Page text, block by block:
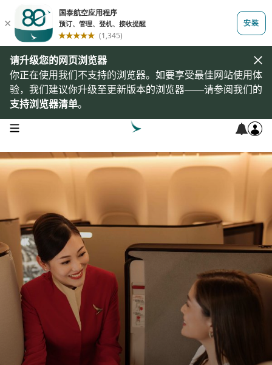
请升级您的网页浏览器
你正在使用我们不支持的浏览器。如要享受最佳网站使用体
验，我们建议你升级至更新版本的浏览器——请参阅我们的
支持浏览器清单。
open navigation menu